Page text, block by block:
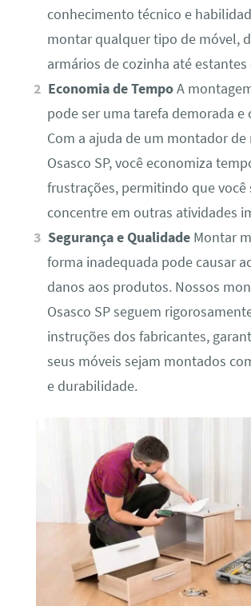
conhecimento técnico e
montar qualquer tipo de móvel,
armários de cozinha até estantes
Economia de TempoA
pode ser uma tarefa demorada e
Com a ajuda de um montador de
Osasco SP, você economiza
frustrações, permitindo que você
concentre em outras atividades
Segurança e Qualidade Montar
forma inadequada pode causar
danos aos produtos. Nossos
Osasco SP seguem
instruções dos fabricantes,
seus móveis sejam montados
e durabilidade.